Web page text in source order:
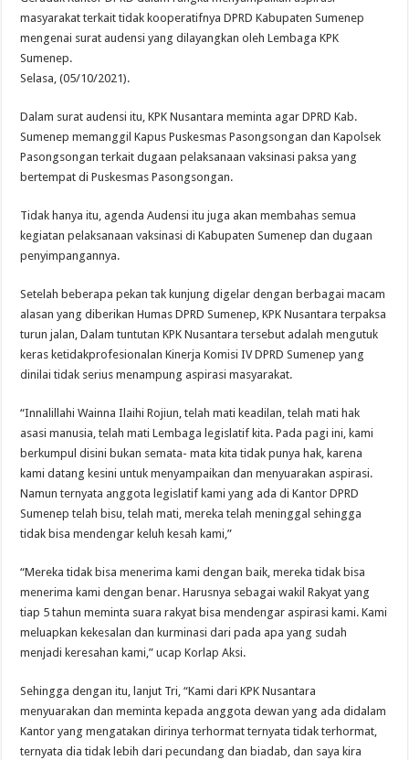
masyarakat terkait tidak kooperatifnya DPRD Kabupaten Sumenep
mengenai surat audensi yang dilayangkan oleh Lembaga KPK
Sumenep.
Selasa, (05/10/2021).
Dalam surat audensi itu, KPK Nusantara meminta agar DPRD Kab.
Sumenep memanggil Kapus Puskesmas Pasongsongan dan Kapolsek
Pasongsongan terkait dugaan pelaksanaan vaksinasi paksa yang
bertempat di Puskesmas Pasongsongan.
Tidak hanya itu, agenda Audensi itu juga akan membahas semua
kegiatan pelaksanaan vaksinasi di Kabupaten Sumenep dan dugaan
penyimpangannya.
Setelah beberapa pekan tak kunjung digelar dengan berbagai macam
alasan yang diberikan Humas DPRD Sumenep, KPK Nusantara terpaksa
turun jalan, Dalam tuntutan KPK Nusantara tersebut adalah mengutuk
keras ketidakprofesionalan Kinerja Komisi IV DPRD Sumenep yang
dinilai tidak serius menampung aspirasi masyarakat.
“Innalillahi Wainna Ilaihi Rojiun, telah mati keadilan, telah mati hak
asasi manusia, telah mati Lembaga legislatif kita. Pada pagi ini, kami
berkumpul disini bukan semata- mata kita tidak punya hak, karena
kami datang kesini untuk menyampaikan dan menyuarakan aspirasi.
Namun ternyata anggota legislatif kami yang ada di Kantor DPRD
Sumenep telah bisu, telah mati, mereka telah meninggal sehingga
tidak bisa mendengar keluh kesah kami,”
“Mereka tidak bisa menerima kami dengan baik, mereka tidak bisa
menerima kami dengan benar. Harusnya sebagai wakil Rakyat yang
tiap 5 tahun meminta suara rakyat bisa mendengar aspirasi kami. Kami
meluapkan kekesalan dan kurminasi dari pada apa yang sudah
menjadi keresahan kami,” ucap Korlap Aksi.
Sehingga dengan itu, lanjut Tri, “Kami dari KPK Nusantara
menyuarakan dan meminta kepada anggota dewan yang ada didalam
Kantor yang mengatakan dirinya terhormat ternyata tidak terhormat,
ternyata dia tidak lebih dari pecundang dan biadab, dan saya kira